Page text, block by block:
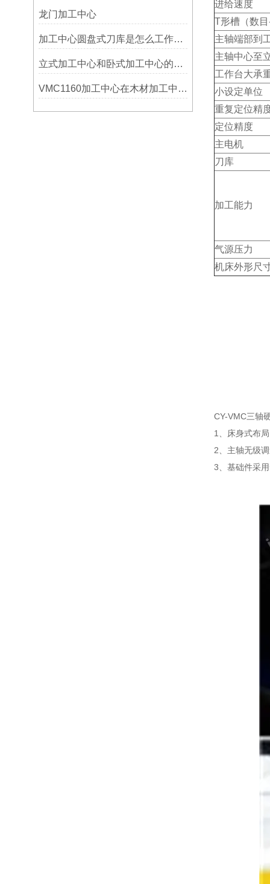
龙门加工中心
加工中心圆盘式刀库是怎么工作的？
立式加工中心和卧式加工中心的区别
VMC1160加工中心在木材加工中的应用
进给速度
T形槽（数
主轴端部到
主轴中心至
工作台大承
小设定单位
重复定位精
定位精度
主电机
刀库
加工能力
气源压力
机床外形尺
CY-VMC三轴
1、床身式布
2、主轴无级
3、基础件采